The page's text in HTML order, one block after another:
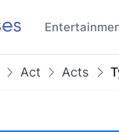
Act Acts